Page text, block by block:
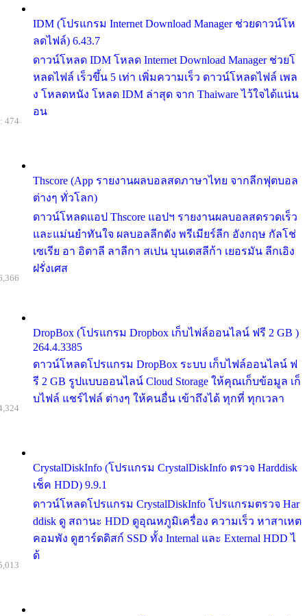
IDM (โปรแกรม Internet Download Manager ช่วยดาวน์โห
ลดไฟล์) 6.43.7
ดาวน์โหลด IDM โหลด Internet Download Manager ช่วยโ
หลดไฟล์ เร็วขึ้น 5 เท่า เพิ่มความเร็ว ดาวน์โหลดไฟล์ เพล
ง โหลดหนัง โหลด IDM ล่าสุด จาก Thaiware ไว้ใจได้แน่น
อน
Thscore (App รายงานผลบอลสดภาษาไทย จากลีกฟุตบอล
ต่างๆ ทั่วโลก)
ดาวน์โหลดแอป Thscore แอปฯ รายงานผลบอลสดรวดเร็ว
และแม่นยำทันใจ ผลบอลลีกดัง พรีเมียร์ลีก อังกฤษ กัลโช่
เซเรีย อา อิตาลี ลาลีกา สเปน บุนเดสลีก้า เยอรมัน ลีกเอิง
ฝรั่งเศส
474
DropBox (โปรแกรม Dropbox เก็บไฟล์ออนไลน์ ฟรี 2 GB )
264.4.3385
ดาวน์โหลดโปรแกรม DropBox ระบบ เก็บไฟล์ออนไลน์ ฟ
รี 2 GB รูปแบบออนไลน์ Cloud Storage ให้คุณเก็บข้อมูล เก็
บไฟล์ แชร์ไฟล์ ต่างๆ ให้คนอื่น เข้าถึงได้ ทุกที่ ทุกเวลา
CrystalDiskInfo (โปรแกรม CrystalDiskInfo ตรวจ Harddisk
เช็ค HDD) 9.9.1
ดาวน์โหลดโปรแกรม CrystalDiskInfo โปรแกรมตรวจ Har
ddisk ดู สถานะ HDD ดูอุณหภูมิเครื่อง ความเร็ว หาสาเหต
คอมพัง ดูฮาร์ดดิสก์ SSD ทั้ง Internal และ External HDD ไ
ด้